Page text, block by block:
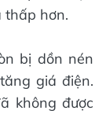
thấp hơn.
bị dồn nén
giá điện.
không được